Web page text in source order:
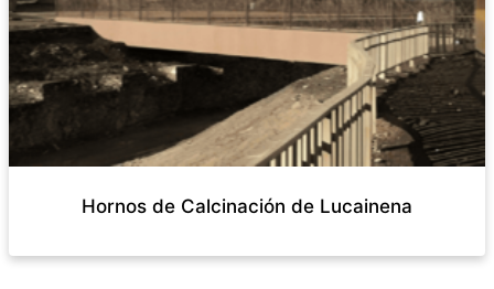
Hornos de Calcinación de Lucainena